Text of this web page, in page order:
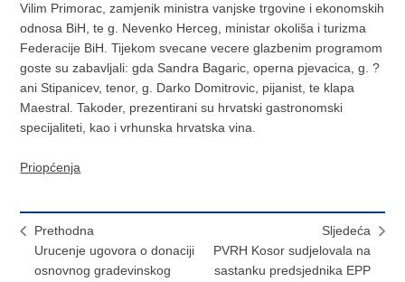
Vilim Primorac, zamjenik ministra vanjske trgovine i ekonomskih
odnosa BiH, te g. Nevenko Herceg, ministar okoliša i turizma
Federacije BiH. Tijekom svecane vecere glazbenim programom
goste su zabavljali: gda Sandra Bagaric, operna pjevacica, g. ?
ani Stipanicev, tenor, g. Darko Domitrovic, pijanist, te klapa
Maestral. Takoder, prezentirani su hrvatski gastronomski
specijaliteti, kao i vrhunska hrvatska vina.
Priopćenja
Prethodna
Urucenje ugovora o donaciji
osnovnog gradevinskog
Sljedeća
PVRH Kosor sudjelovala na
sastanku predsjednika EPP